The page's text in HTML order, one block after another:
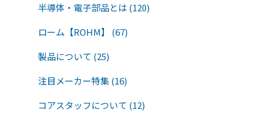
半導体・電子部品とは (120)
ローム【ROHM】 (67)
製品について (25)
注目メーカー特集 (16)
コアスタッフについて (12)